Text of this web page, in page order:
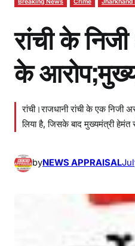
Breaking News Crime Jharkhand
रांची के
के
रांची।राजधानी रांची के एक निजी
लिया है, जिसके बाद मुख्यमंत्री
byNEWS APPRAISAL